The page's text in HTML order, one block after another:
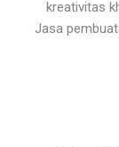
kreativitas
Jasa